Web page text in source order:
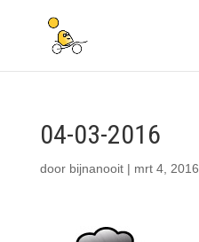
04-03-2016
door bijnanooit| mrt 4, 2016